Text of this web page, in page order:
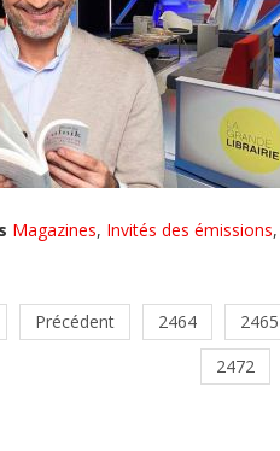
Magazines, Invités des émissions,
Précédent 2464 2465
2472